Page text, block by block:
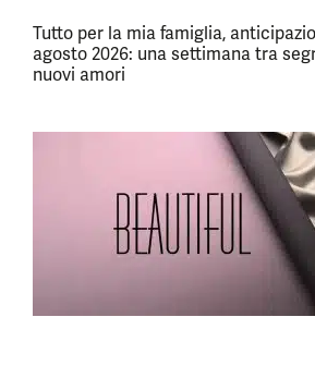
Tutto per la mia famiglia,
agosto 2026: una settimana tra
nuovi amori